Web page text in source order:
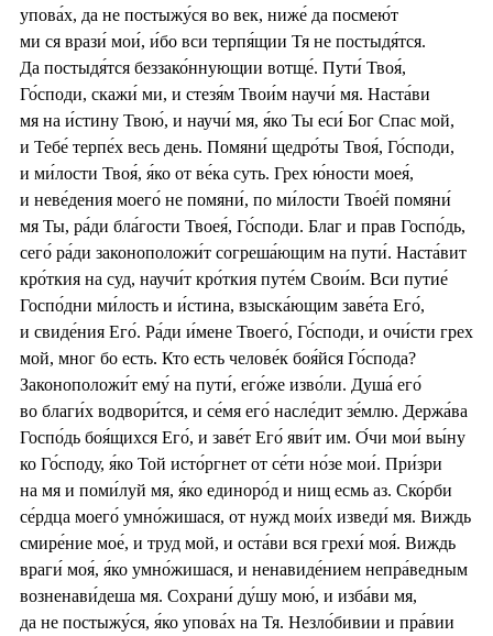
упова́х, да не постыжу́ся во век, ниже́ да посмею́т
ми ся врази́ мои́, и́бо вси терпя́щии Тя не постыдя́тся.
Да постыдя́тся беззако́ннующии вотще́. Пути́ Твоя́,
Го́споди, скажи́ ми, и стезя́м Твои́м научи́ мя. Наста́ви
мя на и́стину Твою́, и научи́ мя, я́ко Ты еси́ Бог Спас мой,
и Тебе́ терпе́х весь день. Помяни́ щедро́ты Твоя́, Го́споди,
и ми́лости Твоя́, я́ко от ве́ка суть. Грех ю́ности моея́,
и неве́дения моего́ не помяни́, по ми́лости Твое́й помяни́
мя Ты, ра́ди бла́гости Твоея́, Го́споди. Благ и прав Госпо́дь,
сего́ ра́ди законоположи́т согреша́ющим на пути́. Наста́вит
кро́ткия на суд, научи́т кро́ткия путе́м Свои́м. Вси путие́
Госпо́дни ми́лость и и́стина, взыска́ющим заве́та Его́,
и свиде́ния Его́. Ра́ди и́мене Твоего́, Го́споди, и очи́сти грех
мой, мног бо есть. Кто есть челове́к боя́йся Го́спода?
Законоположи́т ему́ на пути́, его́же изво́ли. Душа́ его́
во благи́х водвори́тся, и се́мя его́ насле́дит зе́млю. Держа́ва
Госпо́дь боя́щихся Его́, и заве́т Его́ яви́т им. О́чи мои́ вы́ну
ко Го́споду, я́ко Той исто́ргнет от се́ти но́зе мои́. При́зри
на мя и поми́луй мя, я́ко единоро́д и нищ есмь аз. Ско́рби
се́рдца моего́ умно́жишася, от нужд мои́х изведи́ мя. Виждь
смире́ние мое́, и труд мой, и оста́ви вся грехи́ моя́. Виждь
враги́ моя́, я́ко умно́жишася, и ненавиде́нием непра́ведным
возненави́деша мя. Сохрани́ ду́шу мою́, и изба́ви мя,
да не постыжу́ся, я́ко упова́х на Тя. Незло́бивии и пра́вии